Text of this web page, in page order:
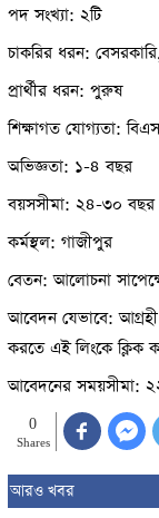
পদ সংখ্যা: ২টি
চাকরির ধরন:
প্রার্থীর ধরন: পুরুষ
শিক্ষাগত যোগ্যতা:
অভিজ্ঞতা: ১-৪ বছর
বয়সসীমা: ২৪-৩০ বছর
কর্মস্থল: গাজীপুর
বেতন: আলোচনা
আবেদন যেভাবে: আগ্রহী
করতে এই লিংকে ক্লিক
আবেদনের সময়সীমা:
0
Shares
আরও খবর